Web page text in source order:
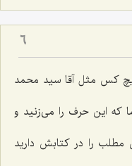
6
كس مثل آقا سید محمد
كه این حرف را می‌زنید و
را در كتابش دارید